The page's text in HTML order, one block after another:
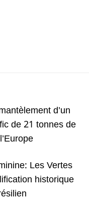
d’un
de 21 tonnes de
Les Vertes
historique